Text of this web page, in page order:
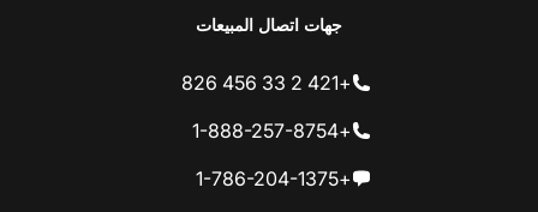
جهات اتصال المبيعات
+421 2 33 456 826
+1-888-257-8754
+1-786-204-1375